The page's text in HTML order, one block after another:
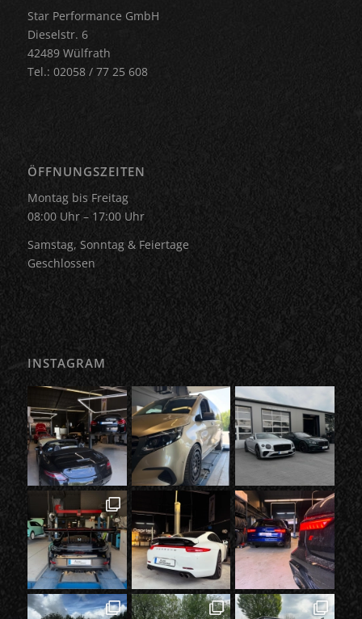
Star Performance GmbH
Dieselstr. 6
42489 Wülfrath
Tel.: 02058 / 77 25 608
ÖFFNUNGSZEITEN
Montag bis Freitag
08:00 Uhr – 17:00 Uhr
Samstag, Sonntag & Feiertage
Geschlossen
INSTAGRAM